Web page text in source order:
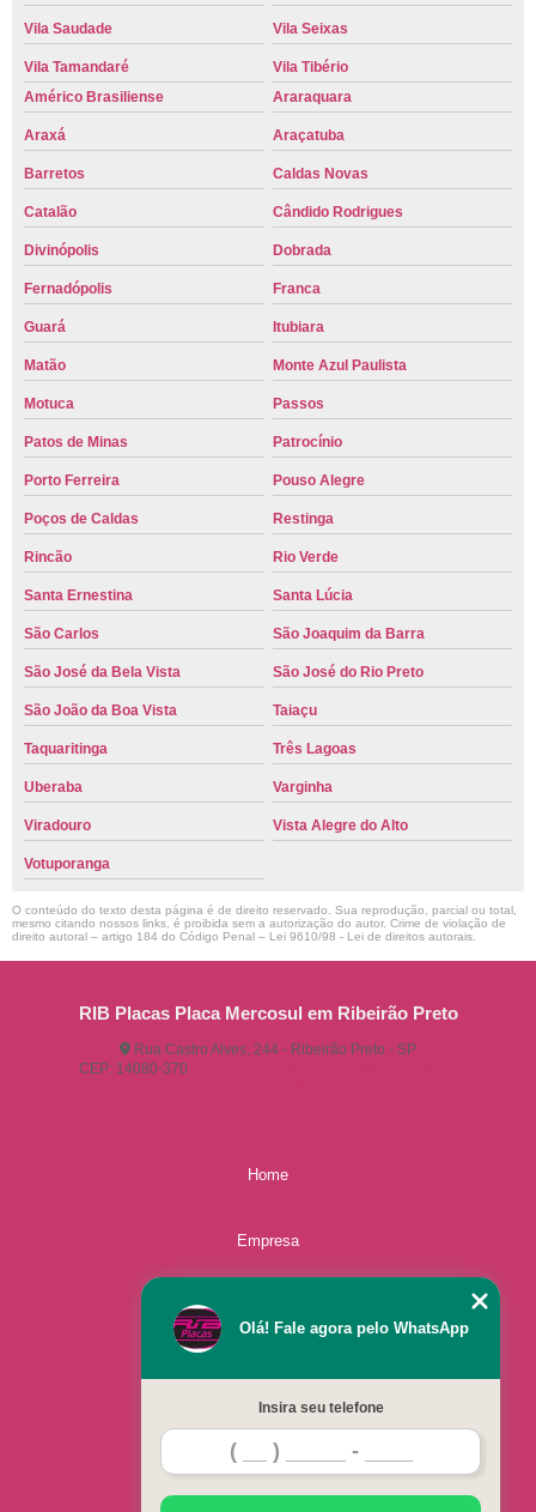
Vila Saudade Vila Seixas
Vila Tamandaré
Vila Tibério
Américo Brasiliense
Araraquara
Araxá Araçatuba
Barretos Caldas Novas
Catalão Cândido Rodrigues
Divinópolis Dobrada
Fernadópolis Franca
Guará Itubiara
Matão Monte Azul Paulista
Motuca Passos
Patos de Minas Patrocínio
Porto Ferreira Pouso Alegre
Poços de Caldas Restinga
Rincão Rio Verde
Santa Ernestina Santa Lúcia
São Carlos São Joaquim da Barra
São José da Bela Vista São José do Rio Preto
São João da Boa Vista Taiaçu
Taquaritinga Três Lagoas
Uberaba Varginha
Viradouro Vista Alegre do Alto
Votuporanga
O conteúdo do texto desta página é de direito reservado. Sua reprodução, parcial ou total,
mesmo citando nossos links, é proibida sem a autorização do autor. Crime de violação de
direito autoral – artigo 184 do Código Penal – Lei 9610/98 - Lei de direitos autorais
RIB Placas Placa Mercosul em Ribeirão Preto
Rua Castro Alves, 244 - Ribeirão Preto - SP
CEP: 14080-370
Home
Empresa
Contato
Olá! Fale agora pelo WhatsApp
Insira seu telefone